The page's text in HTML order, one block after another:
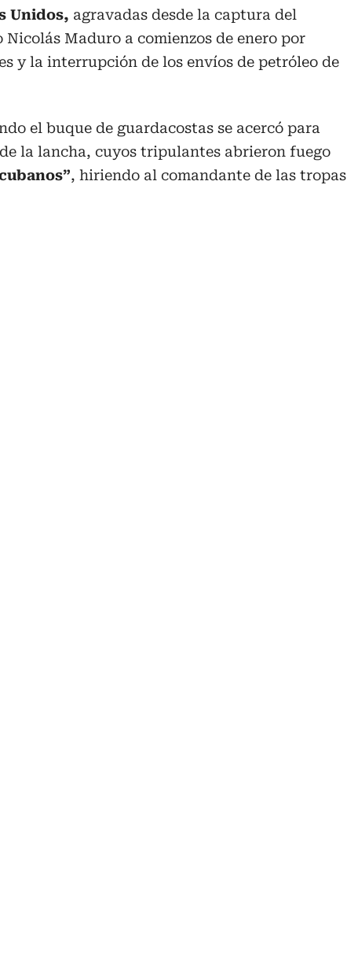
Unidos, agravadas desde la captura del
Maduro a comienzos de enero por
y la interrupción de los envíos de petróleo de
el buque de guardacostas se acercó para
la lancha, cuyos tripulantes abrieron fuego
, hiriendo al comandante de las tropas